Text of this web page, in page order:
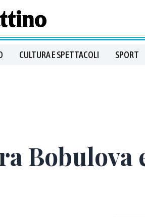
CULTURA E SPETTACOLI SPORT
Bobulova